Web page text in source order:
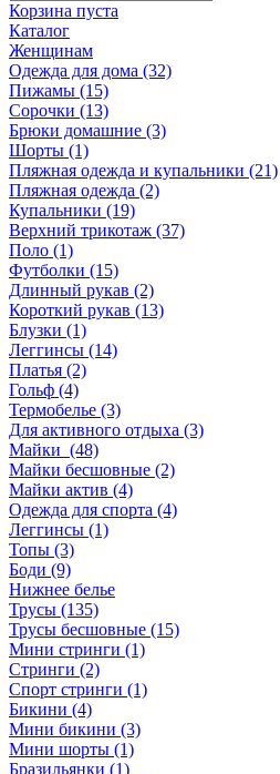
Корзина пуста
Каталог
Женщинам
Одежда для дома (32)
Пижамы (15)
Сорочки (13)
Брюки домашние (3)
Шорты (1)
Пляжная одежда и купальники (21)
Пляжная одежда (2)
Купальники (19)
Верхний трикотаж (37)
Поло (1)
Футболки (15)
Длинный рукав (2)
Короткий рукав (13)
Блузки (1)
Леггинсы (14)
Платья (2)
Гольф (4)
Термобелье (3)
Для активного отдыха (3)
Майки (48)
Майки бесшовные (2)
Майки актив (4)
Одежда для спорта (4)
Леггинсы (1)
Топы (3)
Боди (9)
Нижнее белье
Трусы (135)
Трусы бесшовные (15)
Мини стринги (1)
Стринги (2)
Спорт стринги (1)
Бикини (4)
Мини бикини (3)
Мини шорты (1)
Бразильянки (1)